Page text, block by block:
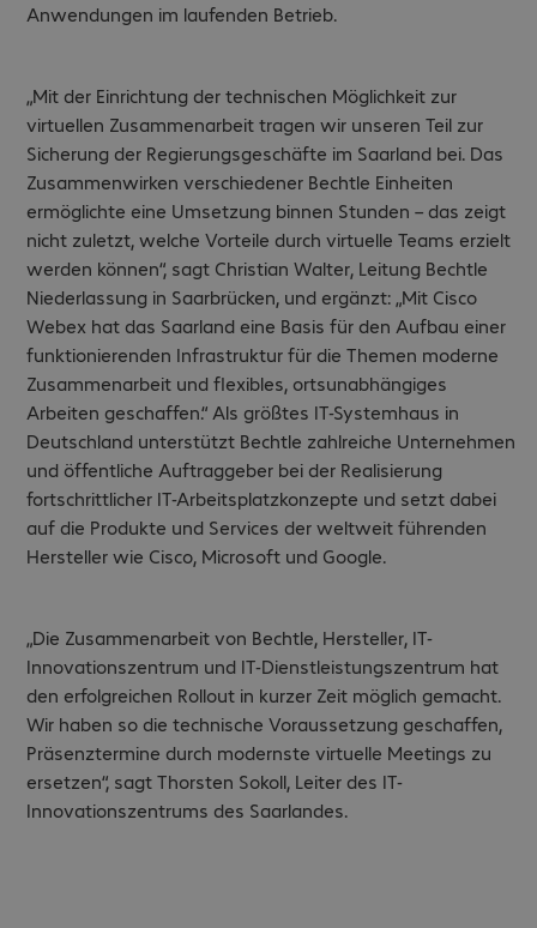
Anwendungen im laufenden Betrieb.
„Mit der Einrichtung der technischen Möglichkeit zur
virtuellen Zusammenarbeit tragen wir unseren Teil zur
Sicherung der Regierungsgeschäfte im Saarland bei. Das
Zusammenwirken verschiedener Bechtle Einheiten
ermöglichte eine Umsetzung binnen Stunden – das zeigt
nicht zuletzt, welche Vorteile durch virtuelle Teams erzielt
werden können“, sagt Christian Walter, Leitung Bechtle
Niederlassung in Saarbrücken, und ergänzt: „Mit Cisco
Webex hat das Saarland eine Basis für den Aufbau einer
funktionierenden Infrastruktur für die Themen moderne
Zusammenarbeit und flexibles, ortsunabhängiges
Arbeiten geschaffen.“ Als größtes IT-Systemhaus in
Deutschland unterstützt Bechtle zahlreiche Unternehmen
und öffentliche Auftraggeber bei der Realisierung
fortschrittlicher IT-Arbeitsplatzkonzepte und setzt dabei
auf die Produkte und Services der weltweit führenden
Hersteller wie Cisco, Microsoft und Google.
„Die Zusammenarbeit von Bechtle, Hersteller, IT-
Innovationszentrum und IT-Dienstleistungszentrum hat
den erfolgreichen Rollout in kurzer Zeit möglich gemacht.
Wir haben so die technische Voraussetzung geschaffen,
Präsenztermine durch modernste virtuelle Meetings zu
ersetzen“, sagt Thorsten Sokoll, Leiter des IT-
Innovationszentrums des Saarlandes.